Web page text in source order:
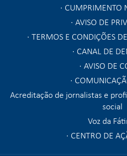
CUMPRIMENTO
AVISO DE
TERMOS E CONDIÇÕES
CANAL DE
AVISO DE
Acreditação de jornalistas e
social
Voz da
CENTRO DE